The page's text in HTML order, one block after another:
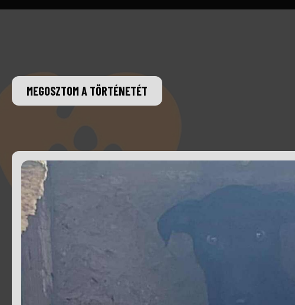
MEGOSZTOM A TÖRTÉNETÉT